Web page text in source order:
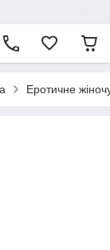
Еротичне